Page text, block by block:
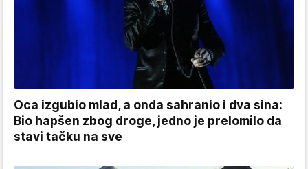
Oca izgubio mlad, a onda sahranio i dva sina:
Bio hapšen zbog droge, jedno je prelomilo da
stavi tačku na sve